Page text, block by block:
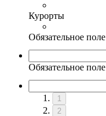
Курорты
Обязательное поле
Обязательное поле
1
2